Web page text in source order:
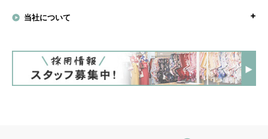
当社について